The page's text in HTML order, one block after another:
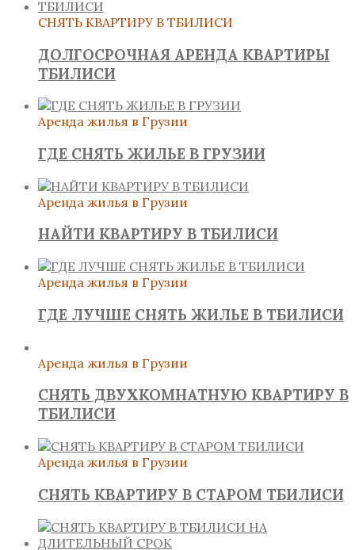
СНЯТЬ КВАРТИРУ В ТБИЛИСИ
ДОЛГОСРОЧНАЯ АРЕНДА КВАРТИРЫ
ТБИЛИСИ
Аренда жилья в Грузии
ГДЕ СНЯТЬ ЖИЛЬЕ В ГРУЗИИ
Аренда жилья в Грузии
НАЙТИ КВАРТИРУ В ТБИЛИСИ
Аренда жилья в Грузии
ГДЕ ЛУЧШЕ СНЯТЬ ЖИЛЬЕ В ТБИЛИСИ
Аренда жилья в Грузии
СНЯТЬ ДВУХКОМНАТНУЮ КВАРТИРУ В
ТБИЛИСИ
Аренда жилья в Грузии
СНЯТЬ КВАРТИРУ В СТАРОМ ТБИЛИСИ